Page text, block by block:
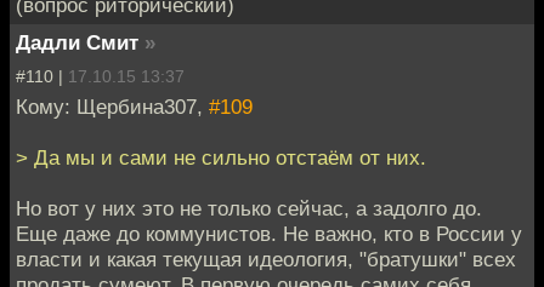
Дадли Смит »
#110 | 17.10.15 13:37
Кому: Щербина307, #109
> Да мы и сами не сильно отстаём от них.
Но вот у них это не только сейчас, а задолго до.
Еще даже до коммунистов. Не важно, кто в России у
власти и какая текущая идеология, "братушки" всех